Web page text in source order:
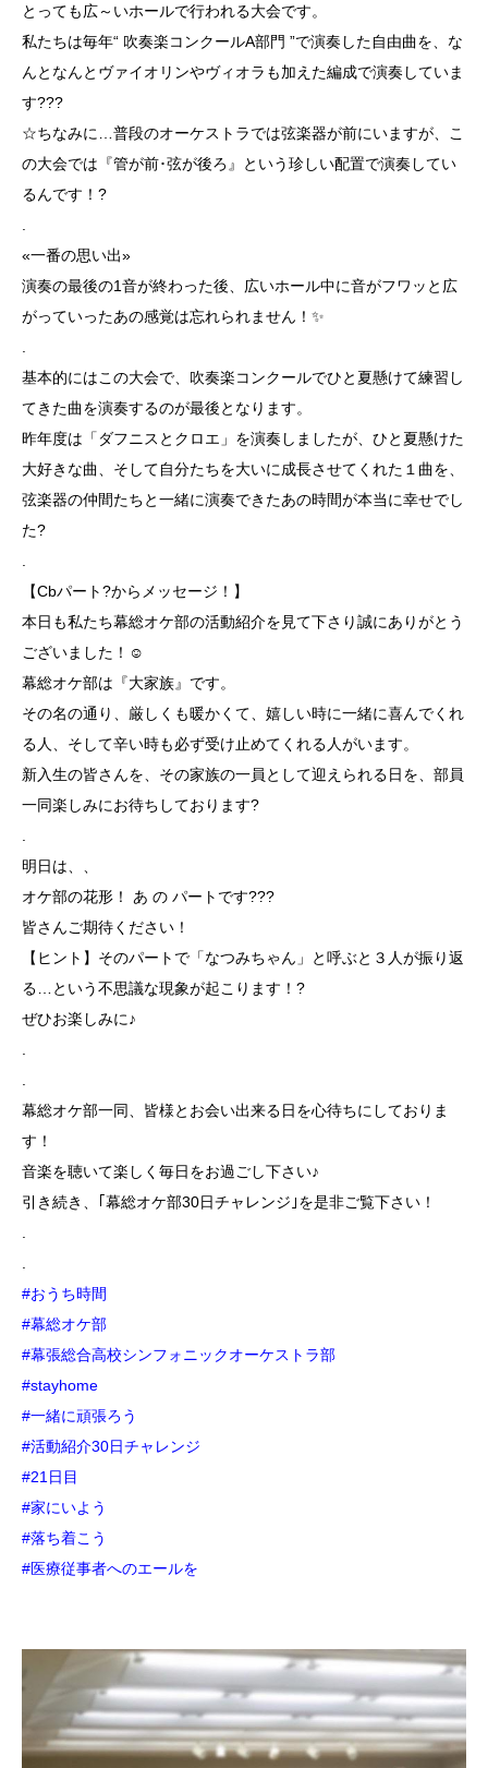
とっても広～いホールで行われる大会です。
私たちは毎年“ 吹奏楽コンクールA部門 ”で演奏した自由曲を、な
んとなんとヴァイオリンやヴィオラも加えた編成で演奏していま
す???
☆ちなみに…普段のオーケストラでは弦楽器が前にいますが、こ
の大会では『管が前･弦が後ろ』という珍しい配置で演奏してい
るんです！?
«一番の思い出»
演奏の最後の1音が終わった後、広いホール中に音がフワッと広
がっていったあの感覚は忘れられません！✨
基本的にはこの大会で、吹奏楽コンクールでひと夏懸けて練習し
てきた曲を演奏するのが最後となります。
昨年度は「ダフニスとクロエ」を演奏しましたが、ひと夏懸けた
大好きな曲、そして自分たちを大いに成長させてくれた１曲を、
弦楽器の仲間たちと一緒に演奏できたあの時間が本当に幸せでし
た?
【Cbパート?からメッセージ！】
本日も私たち幕総オケ部の活動紹介を見て下さり誠にありがとう
ございました！☺️
幕総オケ部は『大家族』です。
その名の通り、厳しくも暖かくて、嬉しい時に一緒に喜んでくれ
る人、そして辛い時も必ず受け止めてくれる人がいます。
新入生の皆さんを、その家族の一員として迎えられる日を、部員
一同楽しみにお待ちしております?
明日は、、
オケ部の花形！ あ の パートです???
皆さんご期待ください！
【ヒント】そのパートで「なつみちゃん」と呼ぶと３人が振り返
る…という不思議な現象が起こります！?
ぜひお楽しみに♪
幕総オケ部一同、皆様とお会い出来る日を心待ちにしておりま
す！
音楽を聴いて楽しく毎日をお過ごし下さい♪
引き続き、｢幕総オケ部30日チャレンジ｣を是非ご覧下さい！
#おうち時間
#幕総オケ部
#幕張総合高校シンフォニックオーケストラ部
#stayhome
#一緒に頑張ろう
#活動紹介30日チャレンジ
#21日目
#家にいよう
#落ち着こう
#医療従事者へのエールを